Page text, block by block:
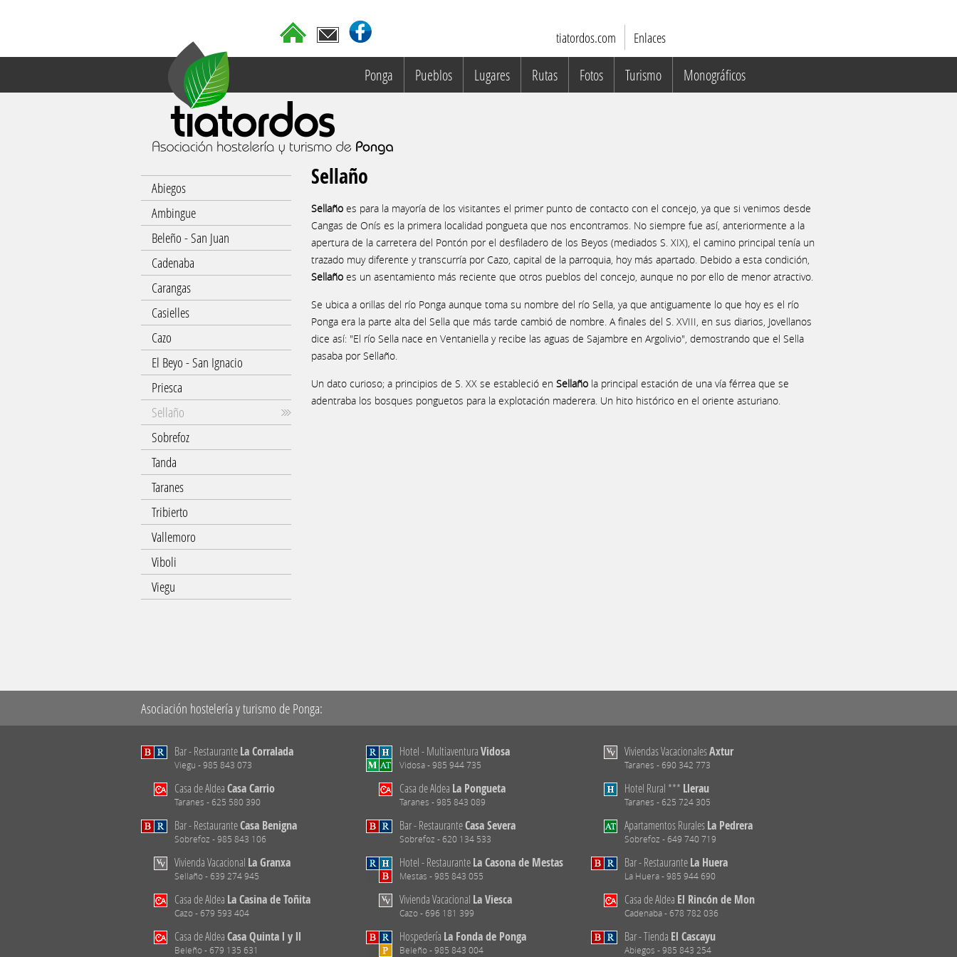
tiatordos.com Enlaces
Ponga Pueblos Lugares Rutas Fotos Turismo Monográficos
Abiegos
Ambingue
Beleño - San Juan
Cadenaba
Carangas
Casielles
Cazo
El Beyo - San Ignacio
Priesca
Sellaño
Sobrefoz
Tanda
Taranes
Tribierto
Vallemoro
Viboli
Viegu
Sellaño
Sellañoes para la mayoría de los visitantes el primer punto de contacto con el concejo, ya que si venimos desde
Cangas de Onís es la primera localidad pongueta que nos encontramos. No siempre fue así, anteriormente a la
apertura de la carretera del Pontón por el desfiladero de los Beyos (mediados S. XIX), el camino principal tenía un
trazado muy diferente y transcurría por Cazo, capital de la parroquia, hoy más apartado. Debido a esta condición,
Sellañoes un asentamiento más reciente que otros pueblos del concejo, aunque no por ello de menor atractivo.
Se ubica a orillas del río Ponga aunque toma su nombre del río Sella, ya que antiguamente lo que hoy es el río
Ponga era la parte alta del Sella que más tarde cambió de nombre. A finales del S. XVIII, en sus diarios, Jovellanos
dice así: "El río Sella nace en Ventaniella y recibe las aguas de Sajambre en Argolivio", demostrando que el Sella
pasaba por Sellaño.
Un dato curioso; a principios de S. XX se estableció en Sellañola principal estación de una vía férrea que se
adentraba los bosques ponguetos para la explotación maderera. Un hito histórico en el oriente asturiano.
Asociación hostelería y turismo de Ponga:
Bar - RestauranteLa Corralada
Viegu - 985 843 073
Hotel - MultiaventuraVidosa
Vidosa - 985 944 735
Viviendas VacacionalesAxtur
Taranes - 690 342 773
Casa de AldeaCasa Carrio
Taranes - 625 580 390
Casa de Aldea La Pongueta
Taranes - 985 843 089
Hotel Rural *** Llerau
Taranes - 625 724 305
Bar - RestauranteCasa Benigna
Sobrefoz - 985 843 106
Bar - RestauranteCasa Severa
Sobrefoz - 620 134 533
Apartamentos RuralesLa Pedrera
Sobrefoz - 649 740 719
Vivienda Vacacional La Granxa
Sellaño - 639 274 945
Hotel - RestauranteLa Casona de Mestas
Mestas - 985 843 055
Bar - RestauranteLa Huera
La Huera - 985 944 690
Casa de Aldea La Casina de Toñita
Cazo - 679 593 404
Vivienda Vacacional La Viesca
Cazo - 696 181 399
Casa de Aldea El Rincón de Mon
Cadenaba - 678 782 036
Casa de AldeaCasa Quinta l y ll
Beleño - 679 135 631
Hospedería La Fonda de Ponga
Beleño - 985 843 004
Bar - Tienda El Cascayu
Abiegos - 985 843 254